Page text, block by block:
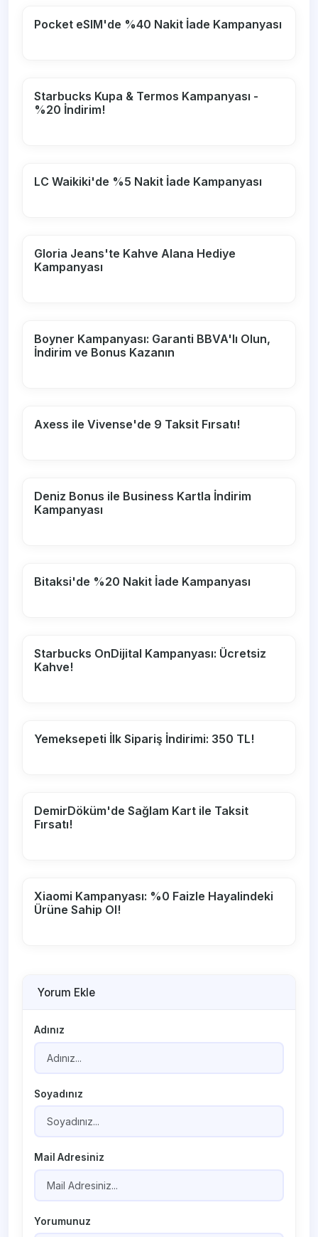
Pocket eSIM'de %40 Nakit İade Kampanyası
Starbucks Kupa & Termos Kampanyası -
%20 İndirim!
LC Waikiki'de %5 Nakit İade Kampanyası
Gloria Jeans'te Kahve Alana Hediye
Kampanyası
Boyner Kampanyası: Garanti BBVA'lı Olun,
İndirim ve Bonus Kazanın
Axess ile Vivense'de 9 Taksit Fırsatı!
Deniz Bonus ile Business Kartla İndirim
Kampanyası
Bitaksi'de %20 Nakit İade Kampanyası
Starbucks OnDijital Kampanyası: Ücretsiz
Kahve!
Yemeksepeti İlk Sipariş İndirimi: 350 TL!
DemirDöküm'de Sağlam Kart ile Taksit
Fırsatı!
Xiaomi Kampanyası: %0 Faizle Hayalindeki
Ürüne Sahip Ol!
Yorum Ekle
Adınız
Soyadınız
Mail Adresiniz
Yorumunuz